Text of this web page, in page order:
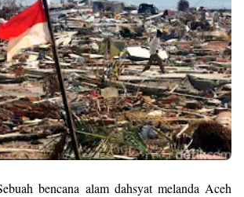
bencana alam dahsyat melanda Aceh